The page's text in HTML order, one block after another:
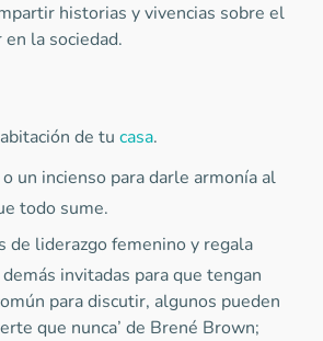
historias y vivencias sobre el
la sociedad.
de tu casa.
un incienso para darle armonía al
todo sume.
de liderazgo femenino y regala
invitadas para que tengan
para discutir, algunos pueden
que nunca’ de Brené Brown;